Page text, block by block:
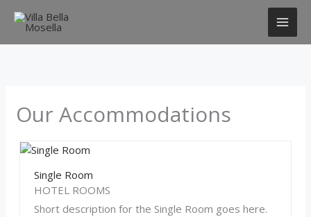
Inhalt
Our Accommodations
Single Room
HOTEL ROOMS
Short description for the Single Room goes here.